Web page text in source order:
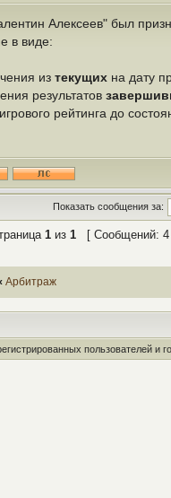
Алексеев" был
в виде:
из текущих на дату
результатов
рейтинга до
Показать сообщения за:
1 из 1 [ Сообщений: 4
‹ Арбитраж
пользователей и